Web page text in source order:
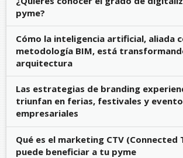
pyme?
Cómo la inteligencia artificial, aliada
metodología BIM, está
arquitectura
Las estrategias de branding
triunfan en ferias, festivales y
empresariales
Qué es el marketing CTV (Connected
puede beneficiar a tu pyme